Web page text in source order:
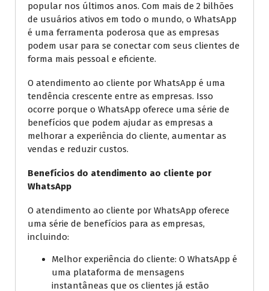
popular nos últimos anos. Com mais de 2 bilhões
de usuários ativos em todo o mundo, o WhatsApp
é uma ferramenta poderosa que as empresas
podem usar para se conectar com seus clientes de
forma mais pessoal e eficiente.
O atendimento ao cliente por WhatsApp é uma
tendência crescente entre as empresas. Isso
ocorre porque o WhatsApp oferece uma série de
benefícios que podem ajudar as empresas a
melhorar a experiência do cliente, aumentar as
vendas e reduzir custos.
Benefícios do atendimento ao cliente por
WhatsApp
O atendimento ao cliente por WhatsApp oferece
uma série de benefícios para as empresas,
incluindo:
Melhor experiência do cliente: O WhatsApp é
uma plataforma de mensagens
instantâneas que os clientes já estão